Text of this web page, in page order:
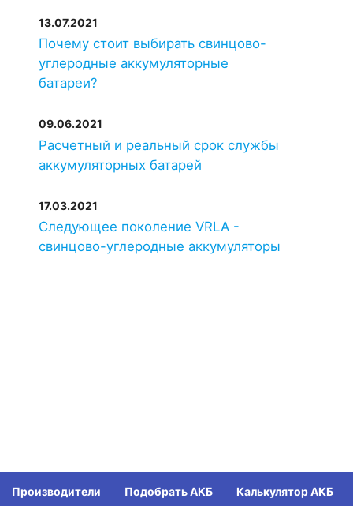
13.07.2021
Почему стоит выбирать свинцово-
углеродные аккумуляторные
батареи?
09.06.2021
Расчетный и реальный срок службы
аккумуляторных батарей
17.03.2021
Следующее поколение VRLA -
свинцово-углеродные аккумуляторы
Производители Подобрать АКБ Калькулятор АКБ